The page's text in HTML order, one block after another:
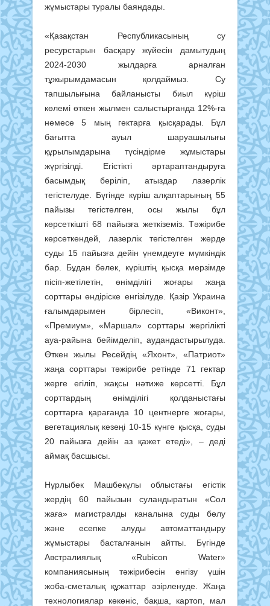
жұмыстары туралы баяндады.
«Қазақстан Республикасының су
ресурстарын басқару жүйесін дамытудың
2024-2030 жылдарға арналған
тұжырымдамасын қолдаймыз. Су
тапшылығына байланысты биыл күріш
көлемі өткен жылмен салыстырғанда 12%-ға
немесе 5 мың гектарға қысқарады. Бұл
бағытта ауыл шаруашылығы
құрылымдарына түсіндірме жұмыстары
жүргізілді. Егістікті әртараптандыруға
басымдық беріліп, атыздар лазерлік
тегістелуде. Бүгінде күріш алқаптарының 55
пайызы тегістелген, осы жылы бұл
көрсеткішті 68 пайызға жеткіземіз. Тәжірибе
көрсеткендей, лазерлік тегістелген жерде
суды 15 пайызға дейін үнемдеуге мүмкіндік
бар. Бұдан бөлек, күріштің қысқа мерзімде
пісіп-жетілетін, өнімділігі жоғары жаңа
сорттары өндіріске енгізілуде. Қазір Украина
ғалымдарымен бірлесіп, «Виконт»,
«Премиум», «Маршал» сорттары жергілікті
ауа-райына бейімделіп, аудандастырылуда.
Өткен жылы Ресейдің «Яхонт», «Патриот»
жаңа сорттары тәжірибе ретінде 71 гектар
жерге егіліп, жақсы нәтиже көрсетті. Бұл
сорттардың өнімділігі қолданыстағы
сорттарға қарағанда 10 центнерге жоғары,
вегетациялық кезеңі 10-15 күнге қысқа, суды
20 пайызға дейін аз қажет етеді», – деді
аймақ басшысы.
Нұрлыбек Машбекұлы облыстағы егістік
жердің 60 пайызын суландыратын «Сол
жаға» магистралды каналына суды бөлу
және есепке алуды автоматтандыру
жұмыстары басталғанын айтты. Бүгінде
Австралиялық «Rubicon Water»
компаниясының тәжірибесін енгізу үшін
жоба-сметалық құжаттар әзірленуде. Жаңа
технологиялар көкөніс, бақша, картоп, мал